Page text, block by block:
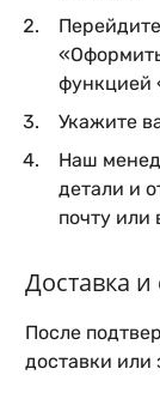
функцией
Укажите
Наш
детали и
почту или
Доставка
После
доставки или